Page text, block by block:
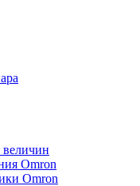
величин
Omron
Omron